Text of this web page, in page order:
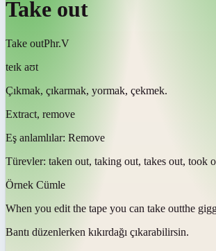
Take out
Take outPhr.V
teɪk aʊt
Çıkmak, çıkarmak, yormak, çekmek.
Extract, remove
Eş anlamlılar: Remove
Türevler: taken out, taking out, takes out, took
Örnek Cümle
When you edit the tape you can take outthe
Bantı düzenlerken kıkırdağı çıkarabilirsin.